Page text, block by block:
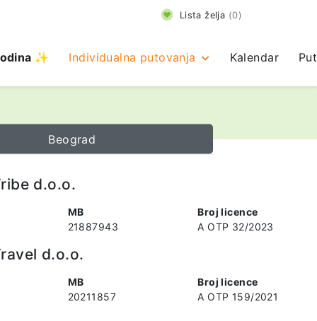
Lista želja (0)
✨ Individualna putovanja Kalendar
Beograd
d.o.o.
MB
21887943
Broj licence
A OTP 32/2023
d.o.o.
MB
20211857
Broj licence
A OTP 159/2021